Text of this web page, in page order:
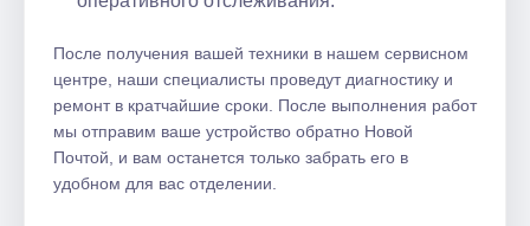
После получения вашей техники в нашем сервисном
центре, наши специалисты проведут диагностику и
ремонт в кратчайшие сроки.​ После выполнения работ
мы отправим ваше устройство обратно Новой
Почтой, и вам останется только забрать его в
удобном для вас отделении.